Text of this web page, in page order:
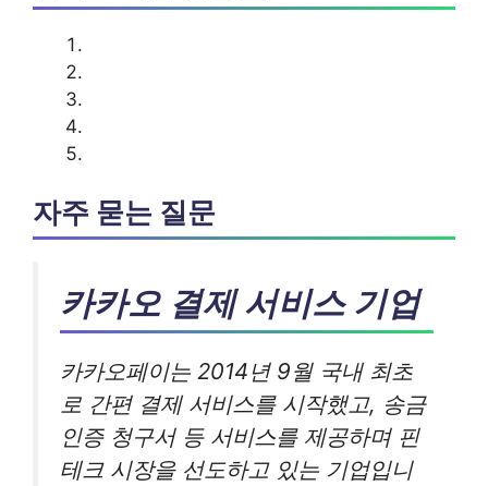
자주 묻는 질문
카카오 결제 서비스 기업
카카오페이는 2014년 9월 국내 최초
로 간편 결제 서비스를 시작했고, 송금
인증 청구서 등 서비스를 제공하며 핀
테크 시장을 선도하고 있는 기업입니